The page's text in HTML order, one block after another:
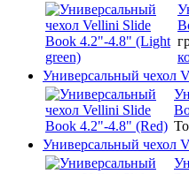
Универсальный чехол
Универсальный чехол